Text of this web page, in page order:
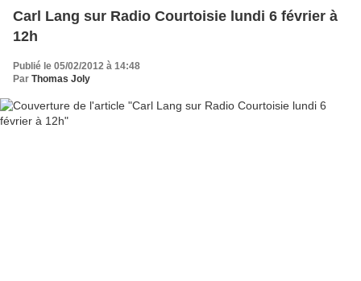
Carl Lang sur Radio Courtoisie lundi 6 février à
12h
Publié le 05/02/2012 à 14:48
Par Thomas Joly